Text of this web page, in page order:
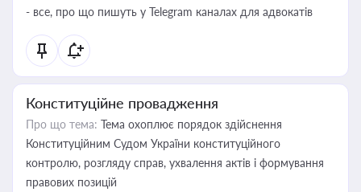
- все, про що пишуть у Telegram каналах для адвокатів
Конституційне провадження
Про що тема: Тема охоплює порядок здійснення
Конституційним Судом України конституційного
контролю, розгляду справ, ухвалення актів і формування
правових позицій